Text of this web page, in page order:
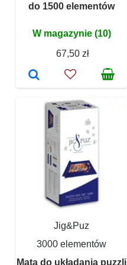
do 1500 elementów
W magazynie (10)
67,50 zł
Jig&Puz
3000 elementów
Mata do układania puzzli